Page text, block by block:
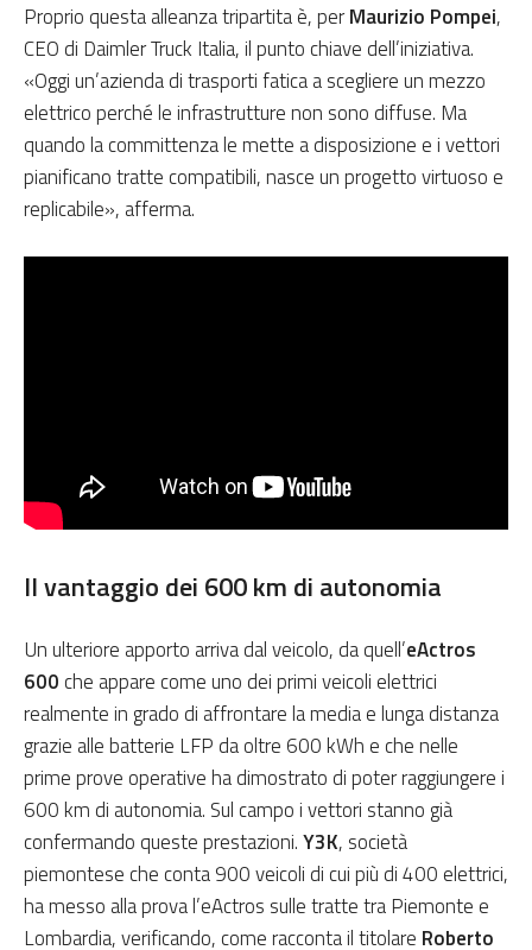
Proprio questa alleanza tripartita è, perMaurizio Pompei,
CEO di Daimler Truck Italia, il punto chiave dell’iniziativa.
«Oggi un’azienda di trasporti fatica a scegliere un mezzo
elettrico perché le infrastrutture non sono diffuse. Ma
quando la committenza le mette a disposizione e i vettori
pianificano tratte compatibili, nasce un progetto virtuoso e
replicabile», afferma.
Il vantaggio dei 600 km di autonomia
Un ulteriore apporto arriva dal veicolo, da quell’eActros
600 che appare come uno dei primi veicoli elettrici
realmente in grado di affrontare la media e lunga distanza
grazie alle batterie LFP da oltre 600 kWh e che nelle
prime prove operative ha dimostrato di poter raggiungere i
600 km di autonomia. Sul campo i vettori stanno già
confermando queste prestazioni.Y3K, società
piemontese che conta 900 veicoli di cui più di 400 elettrici,
ha messo alla prova l’eActros sulle tratte tra Piemonte e
Lombardia, verificando, come racconta il titolare Roberto